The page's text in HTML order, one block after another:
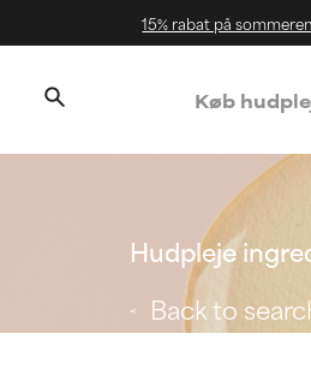
15% rabat på
Køb
Hudpleje
Back to